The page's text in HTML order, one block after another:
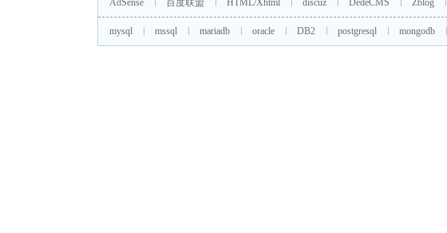
AdSense 百度联盟 HTML/Xhtml discuz DedeCMS Zblog
mysql mssql mariadb oracle DB2 postgresql mongodb